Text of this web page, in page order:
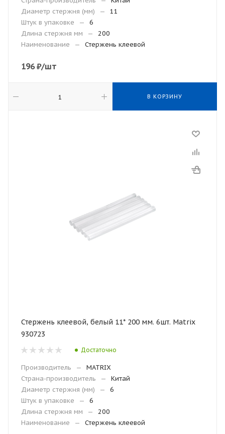
Диаметр стержня (мм)
—
11
Штук в упаковке
—
6
Длина стержня мм
—
200
Наименование
— Стержень клеевой
196₽/шт
В КОРЗИНУ
Стержень клеевой, белый 11* 200 мм. 6шт. Matrix
930723
Достаточно
Производитель —
MATRIX
Страна-производитель
—
Китай
Диаметр стержня (мм)
—
6
Штук в упаковке
—
6
Длина стержня мм
—
200
Наименование
— Стержень клеевой